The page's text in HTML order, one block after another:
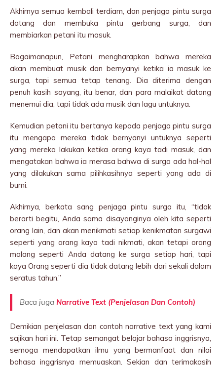
Akhirnya semua kembali terdiam, dan penjaga pintu surga
datang dan membuka pintu gerbang surga, dan
membiarkan petani itu masuk.
Bagaimanapun, Petani mengharapkan bahwa mereka
akan membuat musik dan bernyanyi ketika ia masuk ke
surga, tapi semua tetap tenang. Dia diterima dengan
penuh kasih sayang, itu benar, dan para malaikat datang
menemui dia, tapi tidak ada musik dan lagu untuknya.
Kemudian petani itu bertanya kepada penjaga pintu surga
itu mengapa mereka tidak bernyanyi untuknya seperti
yang mereka lakukan ketika orang kaya tadi masuk, dan
mengatakan bahwa ia merasa bahwa di surga ada hal-hal
yang dilakukan sama pilihkasihnya seperti yang ada di
bumi.
Akhirnya, berkata sang penjaga pintu surga itu, “tidak
berarti begitu, Anda sama disayanginya oleh kita seperti
orang lain, dan akan menikmati setiap kenikmatan surgawi
seperti yang orang kaya tadi nikmati, akan tetapi orang
malang seperti Anda datang ke surga setiap hari, tapi
kaya Orang seperti dia tidak datang lebih dari sekali dalam
seratus tahun.”
Baca juga Narrative Text (Penjelasan Dan Contoh)
Demikian penjelasan dan contoh narrative text yang kami
sajikan hari ini. Tetap semangat belajar bahasa inggrisnya,
semoga mendapatkan ilmu yang bermanfaat dan nilai
bahasa inggrisnya memuaskan. Sekian dan terimakasih